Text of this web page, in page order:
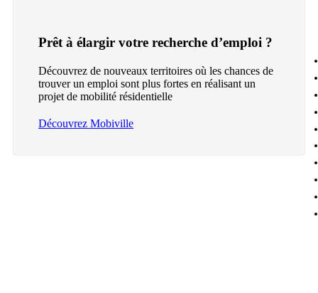
Prêt à élargir votre recherche d’emploi ?
Découvrez de nouveaux territoires où les chances de
trouver un emploi sont plus fortes en réalisant un
projet de mobilité résidentielle
Découvrez Mobiville